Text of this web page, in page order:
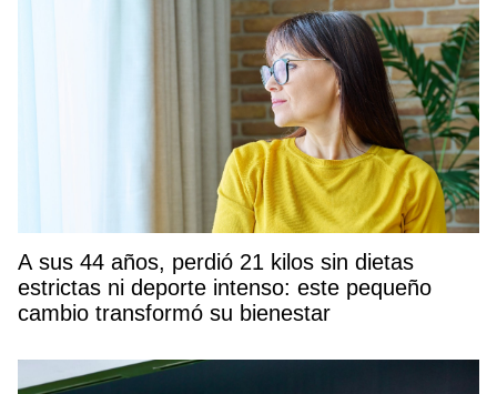
A sus 44 años, perdió 21 kilos sin dietas
estrictas ni deporte intenso: este pequeño
cambio transformó su bienestar